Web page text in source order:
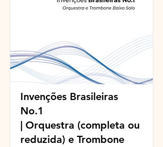
Invenções Brasileiras
No.1
| Orquestra (completa ou
reduzida) e Trombone